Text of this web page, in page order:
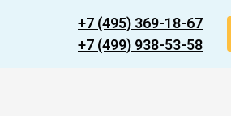
+7 (495) 369-18-67
+7 (499) 938-53-58